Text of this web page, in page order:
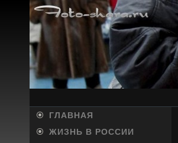
ГЛАВНАЯ
ЖИЗНЬ В РОССИИ